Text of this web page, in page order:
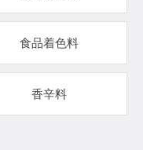
食品着色料
香辛料